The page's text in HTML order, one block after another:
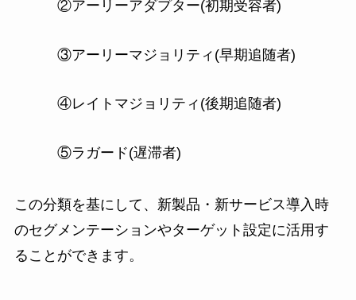
②アーリーアダプター(初期受容者)
③アーリーマジョリティ(早期追随者)
④レイトマジョリティ(後期追随者)
⑤ラガード(遅滞者)
この分類を基にして、新製品・新サービス導入時
のセグメンテーションやターゲット設定に活用す
ることができます。